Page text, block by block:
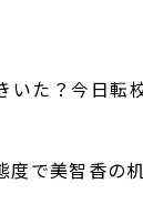
た？今日転
で美智香の